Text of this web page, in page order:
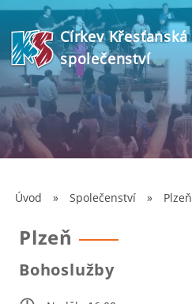
Církev Křesťanská
společenství
Úvod » Společenství » Plzeň
Plzeň
Bohoslužby